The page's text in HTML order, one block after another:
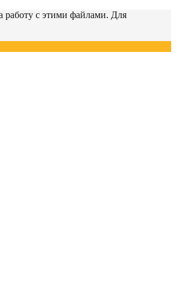
работу с этими файлами. Для